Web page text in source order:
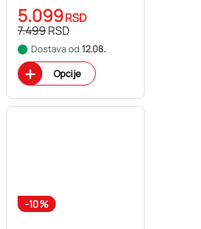
5.099RSD
7.499RSD
Dostava od 12.08.
Opcije
-10%